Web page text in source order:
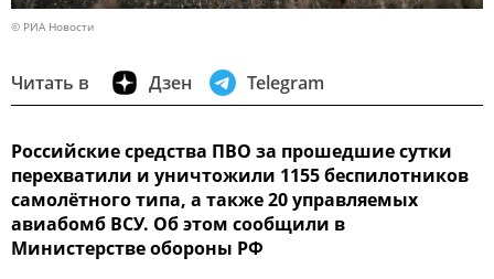
© РИА Новости
Читать в Дзен Telegram
Российские средства ПВО за прошедшие сутки
перехватили и уничтожили 1155 беспилотников
самолётного типа, а также 20 управляемых
авиабомб ВСУ. Об этом сообщили в
Министерстве обороны РФ